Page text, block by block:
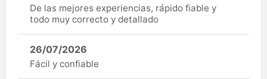
De las mejores experiencias, rápido fiable y
todo muy correcto y detallado
26/07/2026
Fácil y confiable